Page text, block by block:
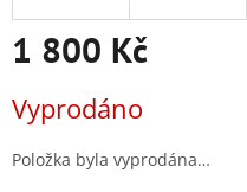
1 800 Kč
cena:
Vyprodáno
Položka byla vyprodána…